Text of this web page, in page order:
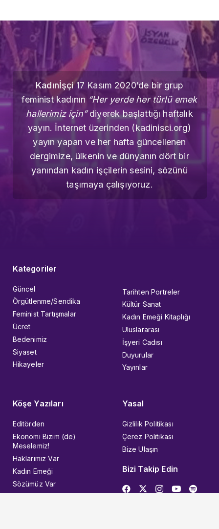
Kadınİşçi17 Kasım 2020’de bir grup
feminist kadının “Her yerde her türlü emek
hallerimiz için”diyerek başlattığı haftalık
yayın. İnternet üzerinden (kadinisci.org)
yayın yapan ve her hafta güncellenen
dergimize, ülkenin ve dünyanın dört bir
yanından kadın işçilerin sesini, sözünü
taşımaya çalışıyoruz.
Kategoriler
Güncel
Örgütlenme/Sendika
Feminist Tartışmalar
Ücret
Bedenimiz
Siyaset
Hikayeler
Tarihten Portreler
Kültür Sanat
Kadın Emeği Kitaplığı
Uluslararası
İşyeri Cadısı
Duyurular
Yayınlar
Köşe Yazıları
Editörden
Ekonomi Bizim (de)
Meselemiz!
Haklarımız Var
Kadın Emeği
Sözümüz Var
Yasal
Gizlilik Politikası
Çerez Politikası
Bize Ulaşın
Bizi Takip Edin